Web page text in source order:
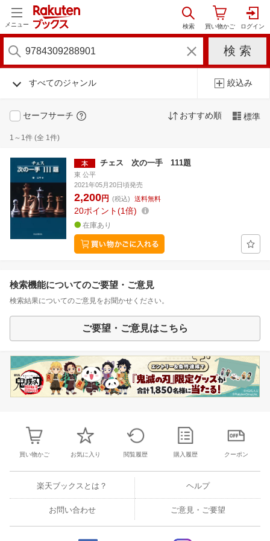
メニュー
すべてのジャンル 絞込み
セーフサーチ おすすめ順 標準
1～1件 (全 1件)
チェス 次の一手 111題
東 公平
2021年05月20日頃発売
2,200円 (税込) 送料無料
20ポイント 1倍
在庫あり
検索機能についてのご要望・ご意見
検索結果についてのご意見をお聞かせください。
ご要望・ご意見はこちら
買い物かご お気に入り 閲覧履歴 購入履歴 クーポン
楽天ブックスとは？ ヘルプ
お問い合わせ ご意見・ご要望